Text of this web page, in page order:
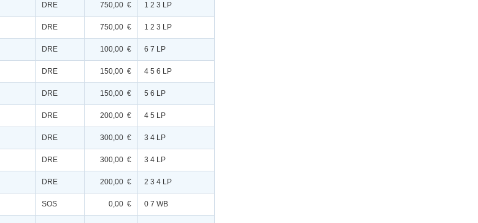
DRE 750,00 € 1 2 3 LP
DRE 750,00 € 1 2 3 LP
DRE 100,00 € 6 7 LP
DRE 150,00 € 4 5 6 LP
DRE 150,00 € 5 6 LP
DRE 200,00 € 4 5 LP
DRE 300,00 € 3 4 LP
DRE 300,00 € 3 4 LP
DRE 200,00 € 2 3 4 LP
SOS 0,00 € 0 7 WB